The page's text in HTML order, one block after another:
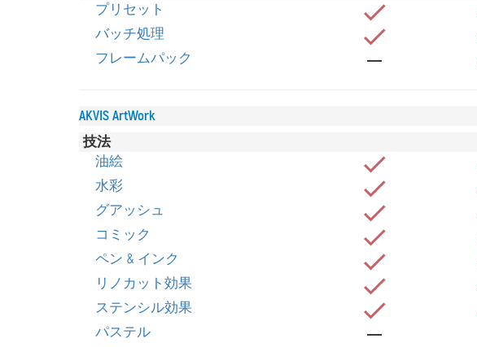
プリセット
バッチ処理
フレームパック
AKVIS ArtWork
技法
油絵
水彩
グアッシュ
コミック
ペン & インク
リノカット効果
ステンシル効果
パステル